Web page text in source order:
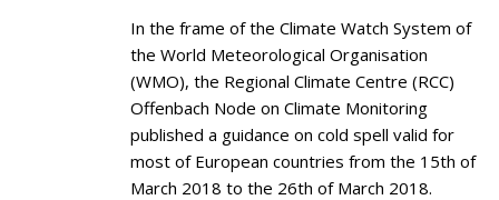
In the frame of the Climate Watch System of
the World Meteorological Organisation
(WMO), the Regional Climate Centre (RCC)
Offenbach Node on Climate Monitoring
published a guidance on cold spell valid for
most of European countries from the 15th of
March 2018 to the 26th of March 2018.